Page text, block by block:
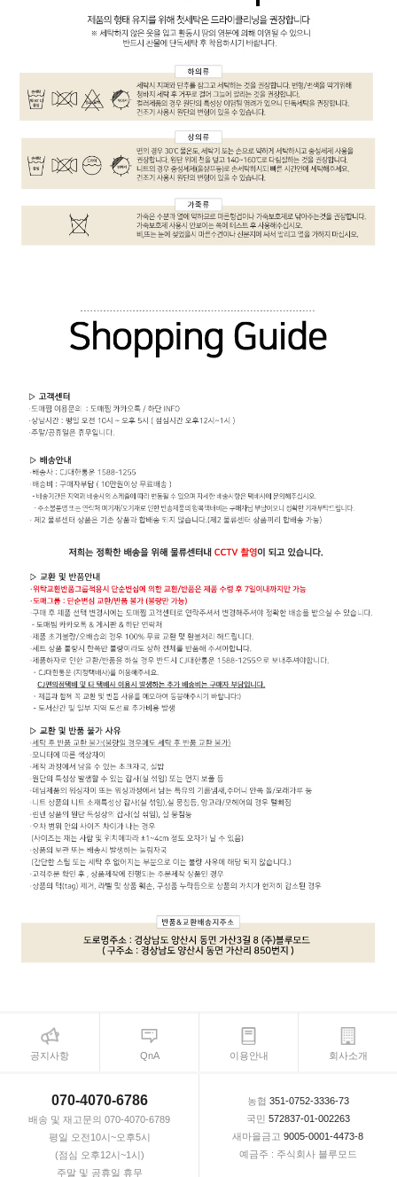
공지사항 QnA 이용안내 회사소개
070-4070-6786
배송 및 재고문의 070-4070-6789
평일 오전10시~오후5시
(점심 오후12시~1시)
주말 및 공휴일 휴무
농협 351-0752-3336-73
국민 572837-01-002263
새마을금고 9005-0001-4473-8
예금주 : 주식회사 블루모드